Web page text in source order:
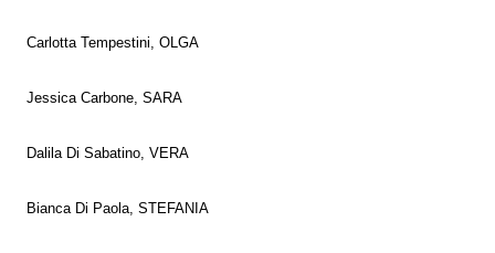
Carlotta Tempestini, OLGA
Jessica Carbone, SARA
Dalila Di Sabatino, VERA
Bianca Di Paola, STEFANIA